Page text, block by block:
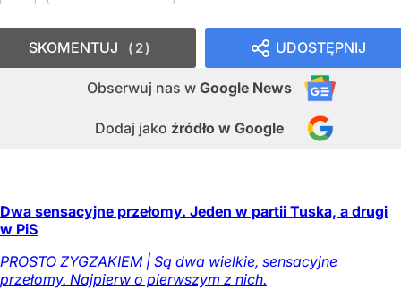
UDOSTĘPNIJ
Obserwuj nas w Google News
Dodaj jako źródło w Google
SKOMENTUJ 2
Dwa sensacyjne przełomy. Jeden w partii Tuska, a drugi
w PiS
PROSTO ZYGZAKIEM | Są dwa wielkie, sensacyjne
przełomy. Najpierw o pierwszym z nich.